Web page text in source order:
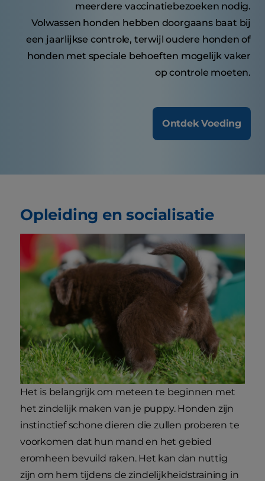
meerdere vaccinatiebezoeken nodig.
Volwassen honden hebben doorgaans baat bij
een jaarlijkse controle, terwijl oudere honden of
honden met speciale behoeften mogelijk vaker
op controle moeten.
Ontdek Voeding
Opleiding en socialisatie
Het is belangrijk om meteen te beginnen met
het zindelijk maken van je puppy. Honden zijn
instinctief schone dieren die zullen proberen te
voorkomen dat hun mand en het gebied
eromheen bevuild raken. Het kan dan nuttig
zijn om hem tijdens de zindelijkheidstraining in